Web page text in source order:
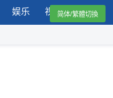
娱乐 视频简体/繁體切換